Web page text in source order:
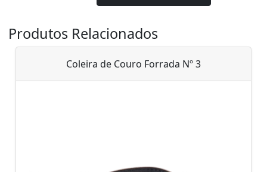
Produtos Relacionados
Coleira de Couro Forrada Nº 3